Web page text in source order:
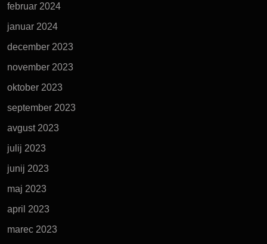
februar 2024
januar 2024
december 2023
november 2023
oktober 2023
september 2023
avgust 2023
julij 2023
junij 2023
maj 2023
april 2023
marec 2023